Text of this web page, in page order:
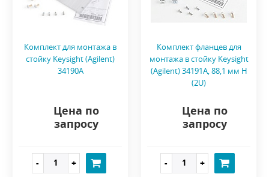
Комплект для монтажа в
стойку Keysight (Agilent)
34190A
Цена по
запросу
Комплект фланцев для
монтажа в стойку Keysight
(Agilent) 34191A, 88,1 мм H
(2U)
Цена по
запросу